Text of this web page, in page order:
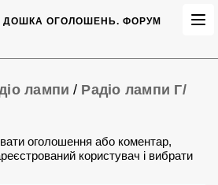
ДОШКА ОГОЛОШЕНЬ. ФОРУМ
лампи / Радіо лампи Г/
оголошення або коментар,
користувач і вибрати